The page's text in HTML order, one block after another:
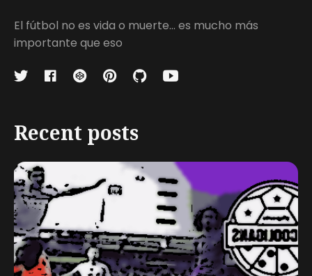
El fútbol no es vida o muerte... es mucho más
importante que eso
Recent posts